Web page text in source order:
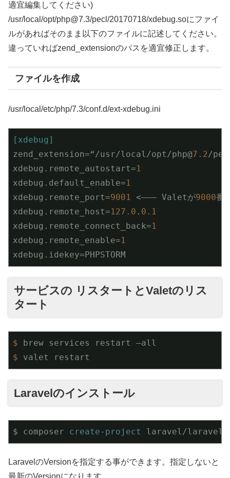
適宜編集してください)
/usr/local/opt/php@7.3/pecl/20170718/xdebug.soにファイ
ルがあればそのまま以下のファイルに記述してください。
違っていればzend_extensionのパスを適宜修正します。
ファイルを作成
/usr/local/etc/php/7.3/conf.d/ext-xdebug.ini
[xdebug]
zend_extension=“/usr/local/opt/php@7.2 /
xdebug.remote_autostart=1
xdebug.default_enable=1
xdebug.remote_port=9001 <——— Valetが9000番
xdebug.remote_host=127.0 . 0.1
xdebug.remote_connect_back=1
xdebug.remote_enable=1
xdebug.idekey=PHPSTORM
サービスの リスタートとValetのリス
タート
$ brew services restart —all
$ valet restart
Laravelのインストール
$ composer create- project laravel/laravel
LaravelのVersionを指定する事ができます。指定しないと